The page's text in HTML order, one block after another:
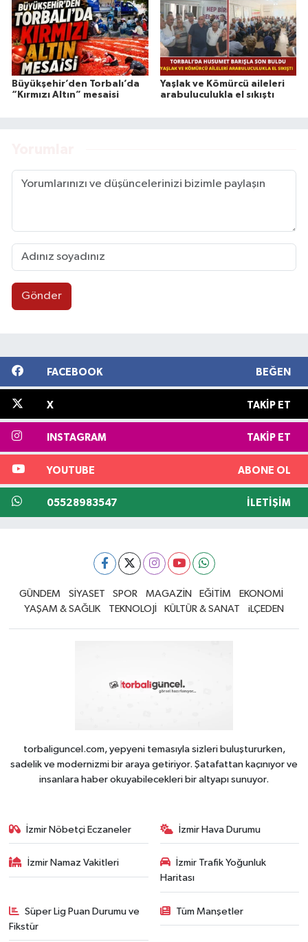
Büyükşehir’den Torbalı’da
“Kırmızı Altın” mesaisi
Yaşlak ve Kömürcü aileleri
arabuluculukla el sıkıştı
Gönder
FACEBOOK BEĞEN
X TAKIP ET
INSTAGRAM TAKIP ET
YOUTUBE ABONE OL
05528983547 İLETIŞIM
GÜNDEM SİYASET SPOR MAGAZİN EĞİTİM
EKONOMİ
YAŞAM & SAĞLIK
TEKNOLOJİ KÜLTÜR & SANAT iLÇEDEN
torbaliguncel.com, yepyeni temasıyla sizleri buluştururken,
sadelik ve modernizmi bir araya getiriyor. Şatafattan kaçınıyor ve
insanlara haber okuyabilecekleri bir altyapı sunuyor.
İzmir Nöbetçi Eczaneler İzmir Hava Durumu
İzmir Namaz Vakitleri
İzmir Trafik Yoğunluk
Haritası
Süper Lig Puan Durumu ve
Fikstür
Tüm Manşetler